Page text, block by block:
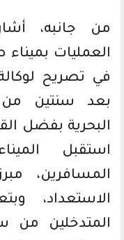
من جانبه،
العمليات
في تصريح
بعد سنتين من
البحرية بفضل
استقبل
المسافرين،
الاستعداد،
المتدخلين من